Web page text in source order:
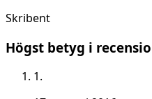
Skribent
Högst betyg i
1.